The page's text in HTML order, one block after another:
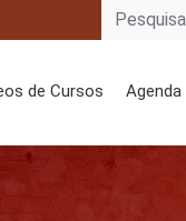
de Cursos Agenda